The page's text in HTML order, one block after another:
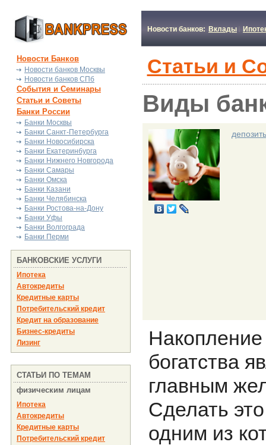
Новости банков: Вклады
Новости Банков
Новости банков Москвы
Новости банков СПб
События и Семинары
Статьи и Советы
Банки России
Банки Москвы
Банки Санкт-Петербурга
Банки Новосибирска
Банки Екатеринбурга
Банки Нижнего Новгорода
Банки Самары
Банки Омска
Банки Казани
Банки Челябинска
Банки Ростова-на-Дону
Банки Уфы
Банки Волгограда
Банки Перми
БАНКОВСКИЕ УСЛУГИ
Ипотека
Автокредиты
Кредитные карты
Потребительский кредит
Кредит на образование
Бизнес-кредиты
Лизинг
СТАТЬИ ПО ТЕМАМ
физическим лицам
Ипотека
Автокредиты
Кредитные карты
Потребительский кредит
Статьи и
Виды
Накопление
богатства
главным
Сделать
одним из